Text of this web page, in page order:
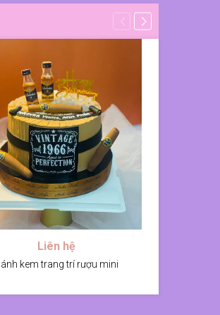
Liên hệ
kem trang trí rượu mini